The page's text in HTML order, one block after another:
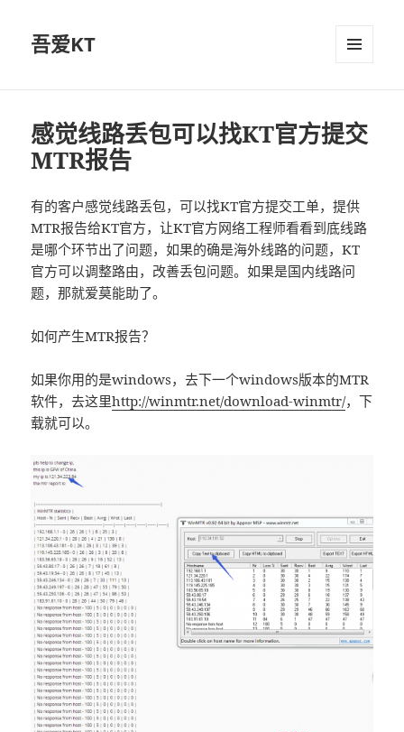
吾爱KT
感觉线路丢包可以找KT官方提交
MTR报告
有的客户感觉线路丢包，可以找KT官方提交工单，提供
MTR报告给KT官方，让KT官方网络工程师看看到底线路
是哪个环节出了问题，如果的确是海外线路的问题，KT
官方可以调整路由，改善丢包问题。如果是国内线路问
题，那就爱莫能助了。
如何产生MTR报告？
如果你用的是windows，去下一个windows版本的MTR
软件，去这里http://winmtr.net/download-winmtr/，下
载就可以。